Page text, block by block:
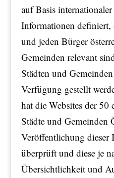
auf Basis internationaler
Informationen
und jeden Bürger
Gemeinden relevant
Städten und
Verfügung gestellt
hat die Websites der 50
Städte und Gemeinden
Veröffentlichung dieser
überprüft und diese je
Übersichtlichkeit und